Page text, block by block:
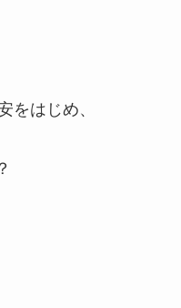
をはじめ、